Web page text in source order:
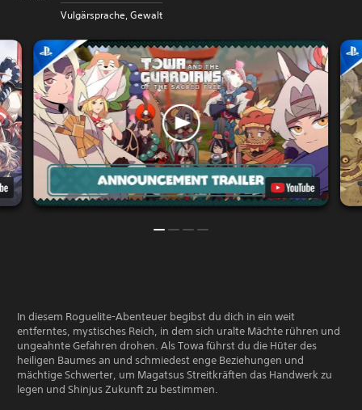
Vulgärsprache, Gewalt
In diesem Roguelite-Abenteuer begibst du dich in ein weit
entferntes, mystisches Reich, in dem sich uralte Mächte rühren und
ungeahnte Gefahren drohen. Als Towa führst du die Hüter des
heiligen Baumes an und schmiedest enge Beziehungen und
mächtige Schwerter, um Magatsus Streitkräften das Handwerk zu
legen und Shinjus Zukunft zu bestimmen.